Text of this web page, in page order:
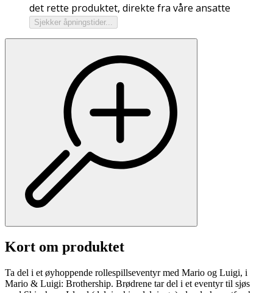
det rette produktet, direkte fra våre ansatte
Sjekker åpningstider...
Kort om produktet
Ta del i et øyhoppende rollespillseventyr med Mario og Luigi, i
Mario & Luigi: Brothership. Brødrene tar del i et eventyr til sjøs